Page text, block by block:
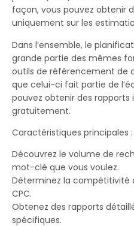
façon, vous pouvez obtenir
uniquement sur les
Dans l’ensemble, le
grande partie des mêmes
outils de référencement de
que celui-ci fait partie de
pouvez obtenir des
gratuitement.
Caractéristiques principales :
Découvrez le volume de
mot-clé que vous voulez.
Déterminez la compétitivité
CPC.
Obtenez des rapports
spécifiques.